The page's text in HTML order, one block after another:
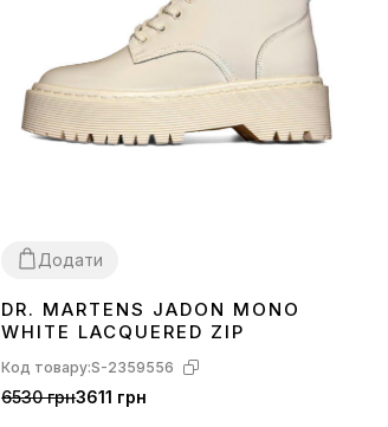
Додати
36 373839
DR. MARTENS JADON MONO
WHITE LACQUERED ZIP
Код товару:S-2359556
6530 грн3611 грн